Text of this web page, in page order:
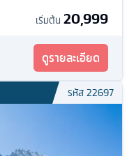
เริ่มต้น 20,999
ดูรายละเอียด
รหัส22697